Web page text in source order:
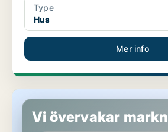
Type
Hus
Mer info
Lägenhet i Ystad, Löderup
Vi övervakar